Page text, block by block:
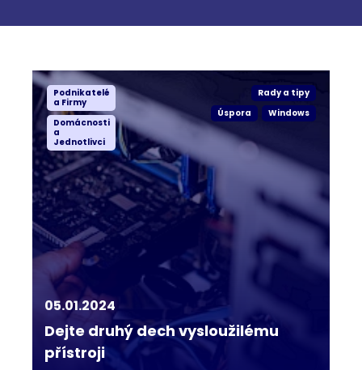
Podnikatelé
a Firmy
Domácnosti
a
Jednotlivci
Rady a tipy
Úspora
Windows
05.01.2024
Dejte druhý dech vysloužilému
přístroji